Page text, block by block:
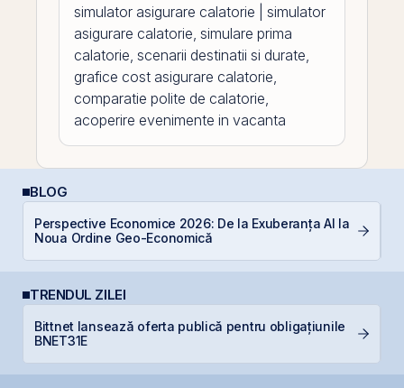
simulator asigurare calatorie | simulator
asigurare calatorie, simulare prima
calatorie, scenarii destinatii si durate,
grafice cost asigurare calatorie,
comparatie polite de calatorie,
acoperire evenimente in vacanta
BLOG
Perspective Economice 2026: De la Exuberanța AI la
Noua Ordine Geo-Economică
TRENDUL ZILEI
Bittnet lansează oferta publică pentru obligațiunile
BNET31E